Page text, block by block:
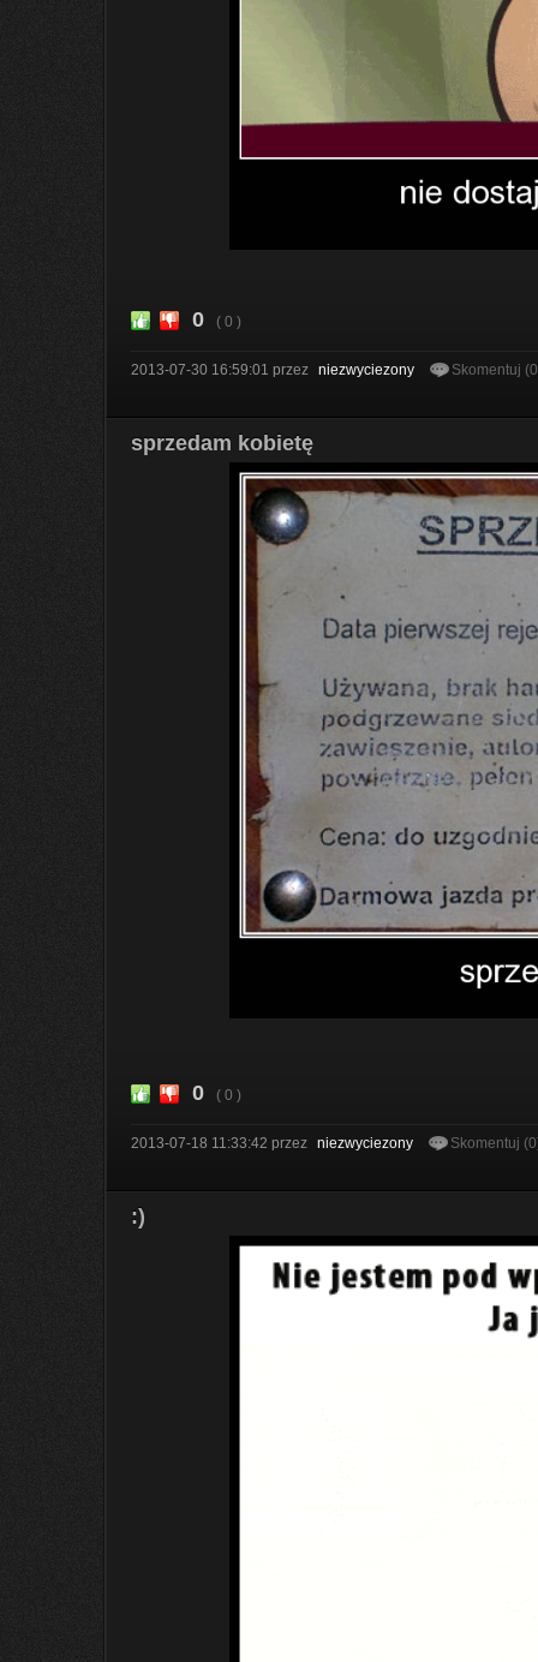
0 ( 0 )
2013-07-30 16:59:01 przez niezwyciezony Skomentuj
sprzedam kobietę
0 ( 0 )
2013-07-18 11:33:42 przez niezwyciezony Skomentuj
:)